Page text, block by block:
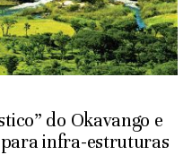
do Okavango e
para infra-estruturas